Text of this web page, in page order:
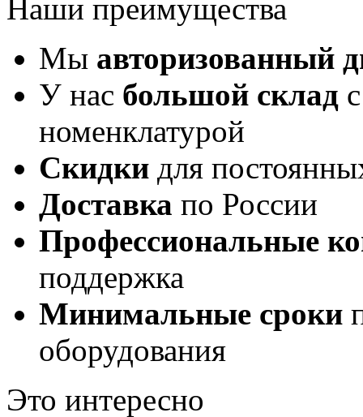
Наши преимущества
Мы авторизованный
У нас большой склад
номенклатурой
Скидки для
Доставка по России
Профессиональные
поддержка
Минимальные сроки
оборудования
Это интересно